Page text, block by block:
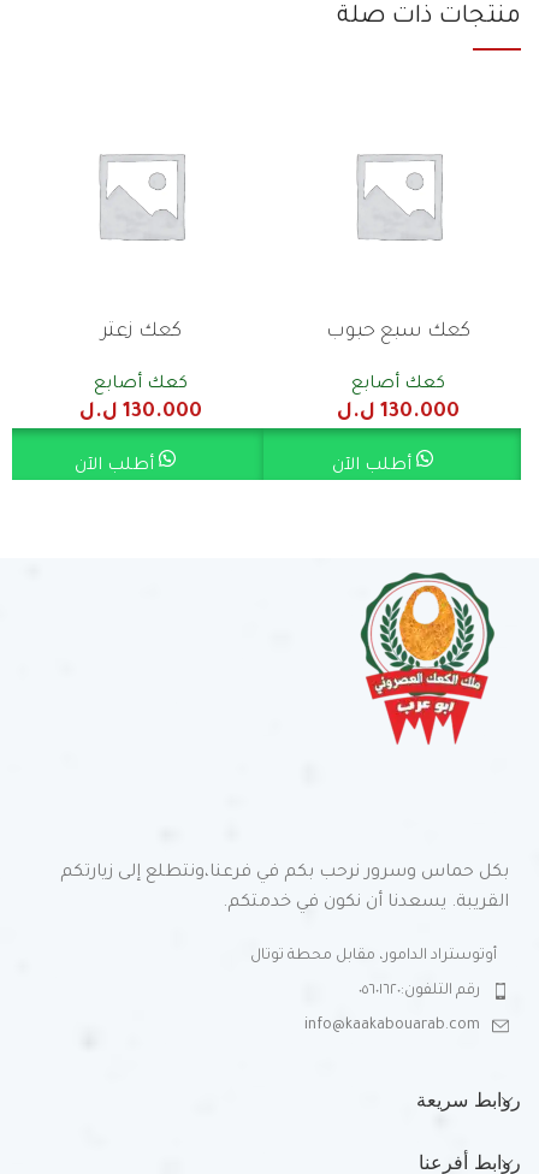
منتجات ذات صلة
كعك سبع حبوب
كعك أصابع
130.000 ل.ل
أطلب الآن
كعك زعتر
كعك أصابع
130.000 ل.ل
أطلب الآن
بكل حماس وسرور نرحب بكم في فرعنا،ونتطلع إلى زيارتكم
القريبة. يسعدنا أن نكون في خدمتكم.
أوتوستراد الدامور، مقابل محطة توتال
رقم التلفون:٠٥٦٠١٦٢٠
info@kaakabouarab.com
روابط سريعة
روابط أفرعنا